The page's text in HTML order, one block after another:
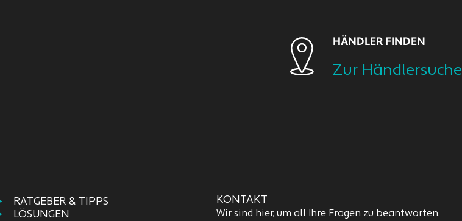
HÄNDLER FINDEN
Zur Händlersuche
RATGEBER & TIPPS
LÖSUNGEN
KONTAKT
Wir sind hier, um all Ihre Fragen zu beantworten.